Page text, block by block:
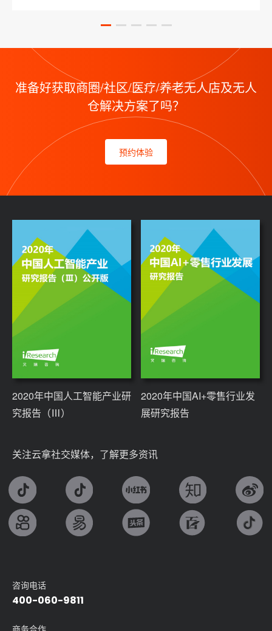
准备好获取商圈/社区/医疗/养老无人店及无人
仓解决方案了吗？
预约体验
2020年中国人工智能产业研
究报告（Ⅲ）
2020年中国AI+零售行业发
展研究报告
关注云拿社交媒体，了解更多资讯
咨询电话
400-060-9811